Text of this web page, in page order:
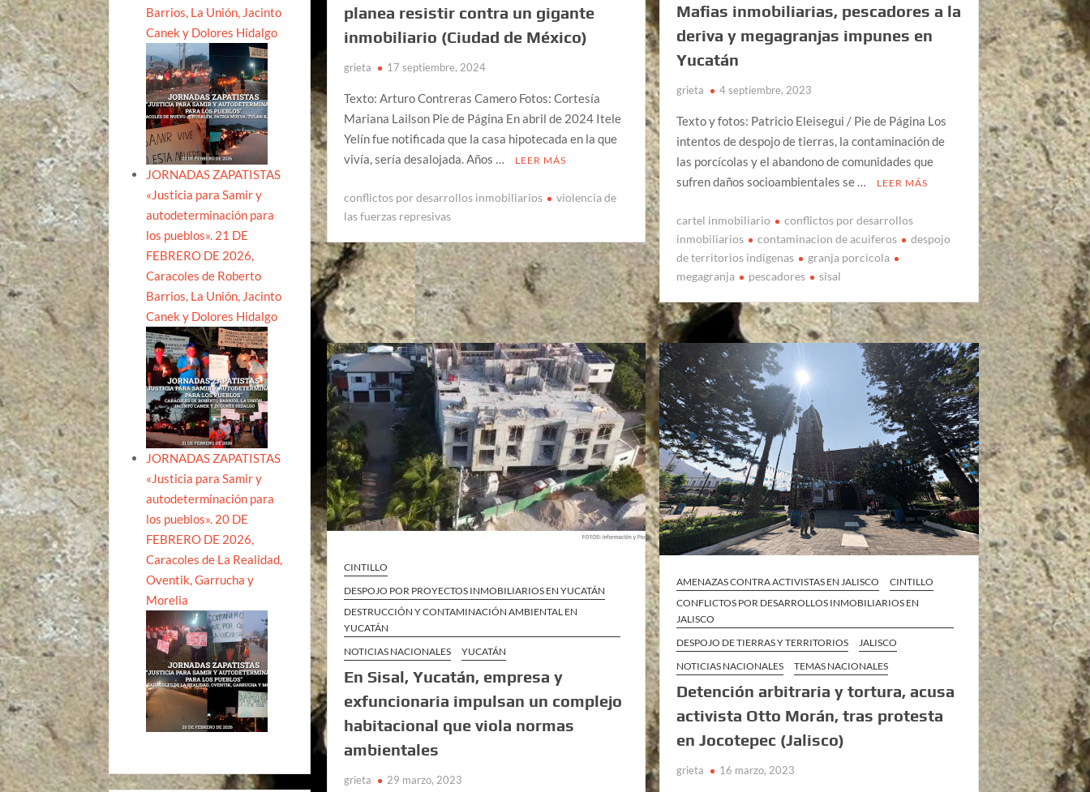
planea resistir contra un gigante
inmobiliario (Ciudad de México)
grieta 17 septiembre, 2024
Texto: Arturo Contreras Camero Fotos: Cortesía
Mariana Lailson Pie de Página En abril de 2024 Itele
Yelín fue notificada que la casa hipotecada en la que
vivía, sería desalojada. Años …
LEER MÁS
conflictos por desarrollos inmobiliarios
violencia de
las fuerzas represivas
Mafias inmobiliarias, pescadores a la
deriva y megagranjas impunes en
Yucatán
grieta 4 septiembre, 2023
Texto y fotos: Patricio Eleisegui / Pie de Página Los
intentos de despojo de tierras, la contaminación de
las porcícolas y el abandono de comunidades que
sufren daños socioambientales se …
LEER MÁS
cartel inmobiliario
conflictos por desarrollos
inmobiliarios
contaminacion de acuiferos
despojo
de territorios indigenas
granja porcicola
megagranja
pescadores sisal
CINTILLO
DESPOJO POR PROYECTOS INMOBILIARIOS EN YUCATÁN
DESTRUCCIÓN Y CONTAMINACIÓN AMBIENTAL EN
YUCATÁN
NOTICIAS NACIONALES
YUCATÁN
En Sisal, Yucatán, empresa y
exfuncionaria impulsan un complejo
habitacional que viola normas
ambientales
grieta 29 marzo, 2023
AMENAZAS CONTRA ACTIVISTAS EN JALISCO
CINTILLO
CONFLICTOS POR DESARROLLOS INMOBILIARIOS EN
JALISCO
DESPOJO DE TIERRAS Y TERRITORIOS
JALISCO
NOTICIAS NACIONALES
TEMAS NACIONALES
Detención arbitraria y tortura, acusa
activista Otto Morán, tras protesta
en Jocotepec (Jalisco)
grieta 16 marzo, 2023
Barrios, La Unión, Jacinto
Canek y Dolores Hidalgo
JORNADAS ZAPATISTAS
«Justicia para Samir y
autodeterminación para
los pueblos». 21 DE
FEBRERO DE 2026,
Caracoles de Roberto
Barrios, La Unión, Jacinto
Canek y Dolores Hidalgo
JORNADAS ZAPATISTAS
«Justicia para Samir y
autodeterminación para
los pueblos». 20 DE
FEBRERO DE 2026,
Caracoles de La Realidad,
Oventik, Garrucha y
Morelia